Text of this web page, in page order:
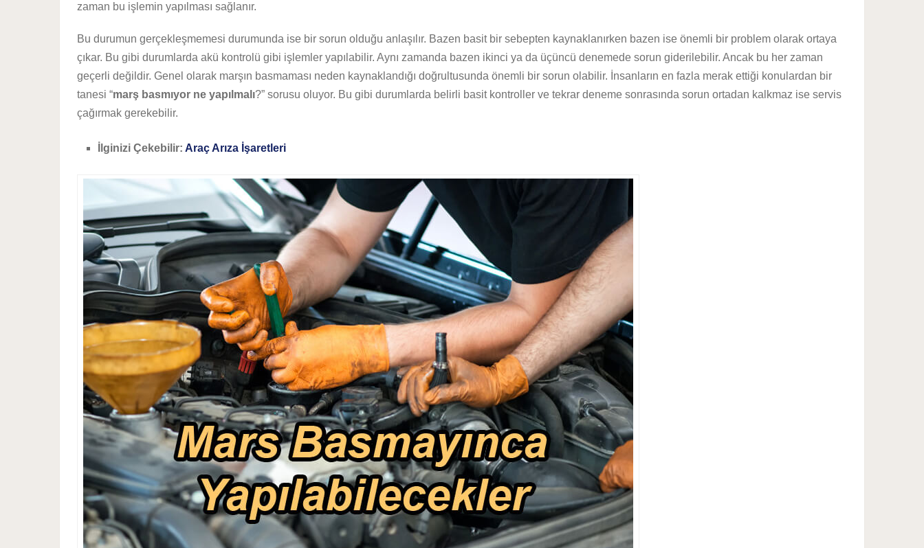
zaman bu işlemin yapılması sağlanır.
Bu durumun gerçekleşmemesi durumunda ise bir sorun olduğu anlaşılır. Bazen basit bir sebepten kaynaklanırken bazen ise önemli bir problem olarak ortaya
çıkar. Bu gibi durumlarda akü kontrolü gibi işlemler yapılabilir. Aynı zamanda bazen ikinci ya da üçüncü denemede sorun giderilebilir. Ancak bu her zaman
geçerli değildir. Genel olarak marşın basmaması neden kaynaklandığı doğrultusunda önemli bir sorun olabilir. İnsanların en fazla merak ettiği konulardan bir
tanesi “marş basmıyor ne yapılmalı?” sorusu oluyor. Bu gibi durumlarda belirli basit kontroller ve tekrar deneme sonrasında sorun ortadan kalkmaz ise servis
çağırmak gerekebilir.
İlginizi Çekebilir: Araç Arıza İşaretleri